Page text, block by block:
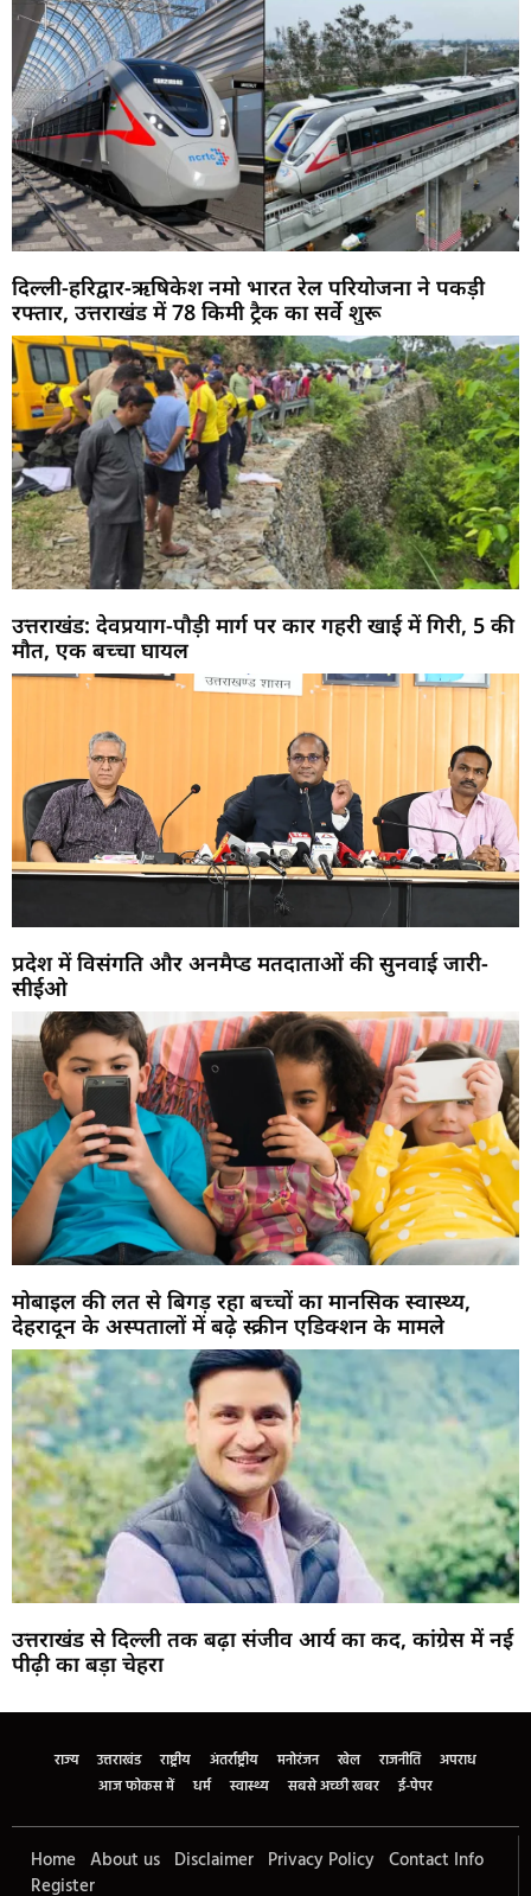
दिल्ली-हरिद्वार-ऋषिकेश नमो भारत रेल परियोजना ने पकड़ी
रफ्तार, उत्तराखंड में 78 किमी ट्रैक का सर्वे शुरू
उत्तराखंड: देवप्रयाग-पौड़ी मार्ग पर कार गहरी खाई में गिरी, 5 की
मौत, एक बच्चा घायल
प्रदेश में विसंगति और अनमैप्ड मतदाताओं की सुनवाई जारी-
सीईओ
मोबाइल की लत से बिगड़ रहा बच्चों का मानसिक स्वास्थ्य,
देहरादून के अस्पतालों में बढ़े स्क्रीन एडिक्शन के मामले
उत्तराखंड से दिल्ली तक बढ़ा संजीव आर्य का कद, कांग्रेस में नई
पीढ़ी का बड़ा चेहरा
राज्य उत्तराखंड राष्ट्रीय अंतर्राष्ट्रीय मनोरंजन खेल राजनीति
अपराध
आज फोकस में
धर्म स्वास्थ्य सबसे अच्छी खबर ई-पेपर
Home About us Disclaimer Privacy Policy Contact Info
Register